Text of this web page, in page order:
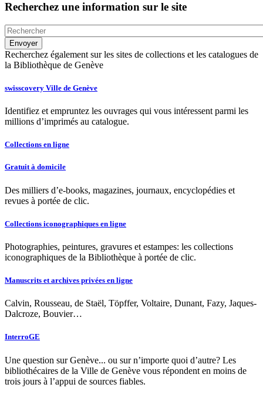
Recherchez une information sur le site
Recherchez également sur les sites de collections et les catalogues de
la Bibliothèque de Genève
swisscovery Ville de Genève
Identifiez et empruntez les ouvrages qui vous intéressent parmi les
millions d’imprimés au catalogue.
Collections en ligne
Gratuit à domicile
Des milliers d’e-books, magazines, journaux, encyclopédies et
revues à portée de clic.
Collections iconographiques en ligne
Photographies, peintures, gravures et estampes: les collections
iconographiques de la Bibliothèque à portée de clic.
Manuscrits et archives privées en ligne
Calvin, Rousseau, de Staël, Töpffer, Voltaire, Dunant, Fazy, Jaques-
Dalcroze, Bouvier…
InterroGE
Une question sur Genève... ou sur n’importe quoi d’autre? Les
bibliothécaires de la Ville de Genève vous répondent en moins de
trois jours à l’appui de sources fiables.